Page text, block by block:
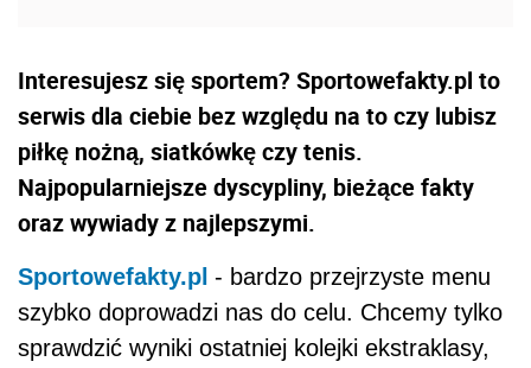
Interesujesz się sportem? Sportowefakty.pl to
serwis dla ciebie bez względu na to czy lubisz
piłkę nożną, siatkówkę czy tenis.
Najpopularniejsze dyscypliny, bieżące fakty
oraz wywiady z najlepszymi.
Sportowefakty.pl - bardzo przejrzyste menu
szybko doprowadzi nas do celu. Chcemy tylko
sprawdzić wyniki ostatniej kolejki ekstraklasy,